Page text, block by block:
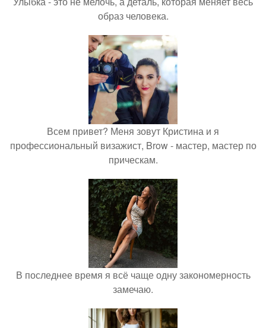
образ человека.
Всем привет? Меня зовут Кристина и я
профессиональный визажист, Brow - мастер, мастер по
прическам.
В последнее время я всё чаще одну закономерность
замечаю.